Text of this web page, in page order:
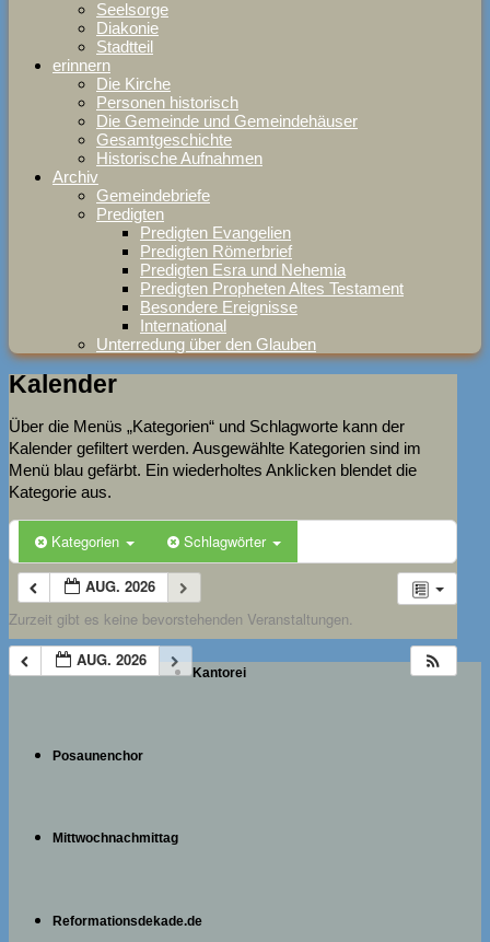
Seelsorge
Diakonie
Stadtteil
erinnern
Die Kirche
Personen historisch
Die Gemeinde und Gemeindehäuser
Gesamtgeschichte
Historische Aufnahmen
Archiv
Gemeindebriefe
Predigten
Predigten Evangelien
Predigten Römerbrief
Predigten Esra und Nehemia
Predigten Propheten Altes Testament
Besondere Ereignisse
International
Unterredung über den Glauben
Kalender
Über die Menüs „Kategorien“ und Schlagworte kann der
Kalender gefiltert werden. Ausgewählte Kategorien sind im
Menü blau gefärbt. Ein wiederholtes Anklicken blendet die
Kategorie aus.
Kategorien Schlagwörter
AUG. 2026
Zurzeit gibt es keine bevorstehenden Veranstaltungen.
AUG. 2026
Kantorei
Posaunenchor
Mittwochnachmittag
Reformationsdekade.de